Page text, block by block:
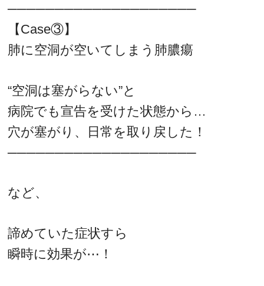
────────────────────
【Case③】
肺に空洞が空いてしまう肺膿瘍
“空洞は塞がらない”と
病院でも宣告を受けた状態から…
穴が塞がり、日常を取り戻した！
────────────────────
など、
諦めていた症状すら
瞬時に効果が⋯！